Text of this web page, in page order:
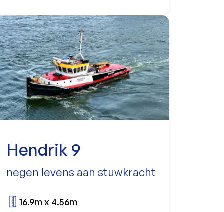
Hendrik 9
negen levens aan stuwkracht
16.9m x 4.56m